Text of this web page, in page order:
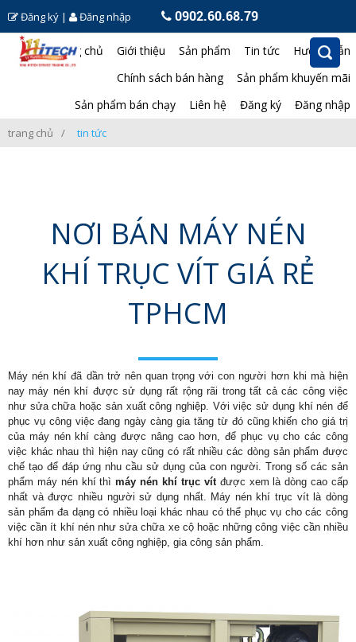
Đăng ký | Đăng nhập 0902.60.68.79
Trang chủ Giới thiệu Sản phẩm Tin tức
Hướng dẫn
Chính sách bán hàng
Sản phẩm khuyến mãi
Sản phẩm bán chạy
Liên hệ Đăng ký Đăng nhập
trang chủ tin tức
NƠI BÁN MÁY NÉN
KHÍ TRỤC VÍT GIÁ RẺ
TPHCM
Máy nén khí đã dần trở nên quan trọng với con người hơn khi mà hiện
nay máy nén khí được sử dụng rất rộng rãi trong tất cả các công việc
như sửa chữa hoặc sản xuất công nghiệp. Với việc sử dụng khí nén để
phục vụ công việc đang ngày càng gia tăng từ đó cũng khiến cho giá trị
của máy nén khí càng được nâng cao hơn, để phục vụ cho các công
việc khác nhau thì hiện nay cũng có rất nhiều các dòng sản phẩm được
chế tạo để đáp ứng nhu cầu sử dụng của con người. Trong số các sản
phẩm máy nén khí thìmáy nén khí trục vítđược xem là dòng cao cấp
nhất và được nhiều người sử dụng nhất. Máy nén khí trục vít là dòng
sản phẩm đa dạng có nhiều loại khác nhau có thể phục vụ cho các công
việc cần ít khí nén như sửa chữa xe cộ hoặc những công việc cần nhiều
khí hơn như sản xuất công nghiệp, gia công sản phẩm.